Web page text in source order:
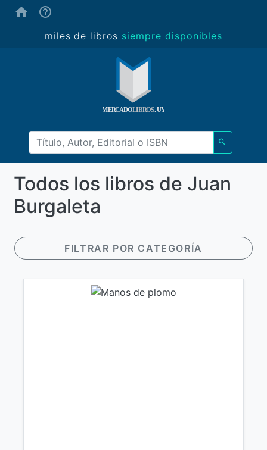
miles de libros siempre disponibles
Todos los libros de Juan
Burgaleta
FILTRAR POR CATEGORÍA